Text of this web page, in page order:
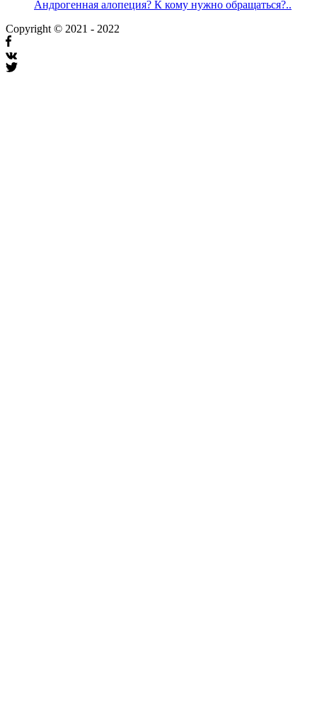
Андрогенная алопеция? К кому нужно обращаться?..
Copyright © 2021 - 2022